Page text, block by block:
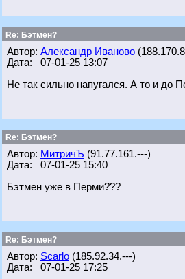
Re: Бэтмен?
Автор: Александр Иваново
Дата: 07-01-25 13:07
Не так сильно напугался. А то и до
Re: Бэтмен?
Автор: МитричЪ (91.77.161.---)
Дата: 07-01-25 15:40
Бэтмен уже в Перми???
Re: Бэтмен?
Автор: Scarlo (185.92.34.---)
Дата: 07-01-25 17:25